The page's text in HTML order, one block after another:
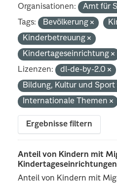
Organisationen:
Amt für
Tags:
Bevölkerung
Kinderbetreuung
Kindertageseinrichtung
Lizenzen:
dl-de-by-2.0
Bildung, Kultur und Sport
Internationale Themen
Ergebnisse filtern
Anteil von Kindern mit
Kindertageseinrichtungen
Anteil von Kindern mit